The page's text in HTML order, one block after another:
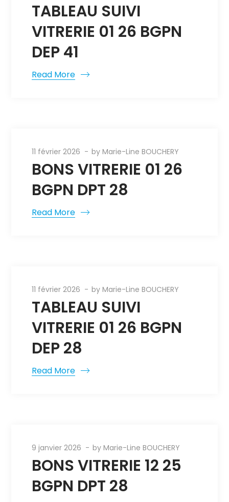
TABLEAU SUIVI
VITRERIE 01 26 BGPN
DEP 41
Read More
11 février 2026 byMarie-Line BOUCHERY
BONS VITRERIE 01 26
BGPN DPT 28
Read More
11 février 2026 byMarie-Line BOUCHERY
TABLEAU SUIVI
VITRERIE 01 26 BGPN
DEP 28
Read More
9 janvier 2026 byMarie-Line BOUCHERY
BONS VITRERIE 12 25
BGPN DPT 28